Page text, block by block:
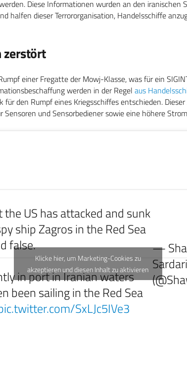
Diese Informationen wurden an den iranischen
halfen dieser Terrororganisation, Handelsschiffe
zerstört
einer Fregatte der Mowj-Klasse, was für ein
werden in der Regel aus
für den Rumpf eines Kriegsschiffes entschieden.
und Sensorbediener sowie eine höhere
US has attacked and sunk
ship Zagros in the Red Sea
false.
in port in Iranian waters
been sailing in the Red Sea
SxLJc5IVe3
—
Klicke hier, um Marketing-Cookies zu
akzeptieren und diesen Inhalt zu aktivieren